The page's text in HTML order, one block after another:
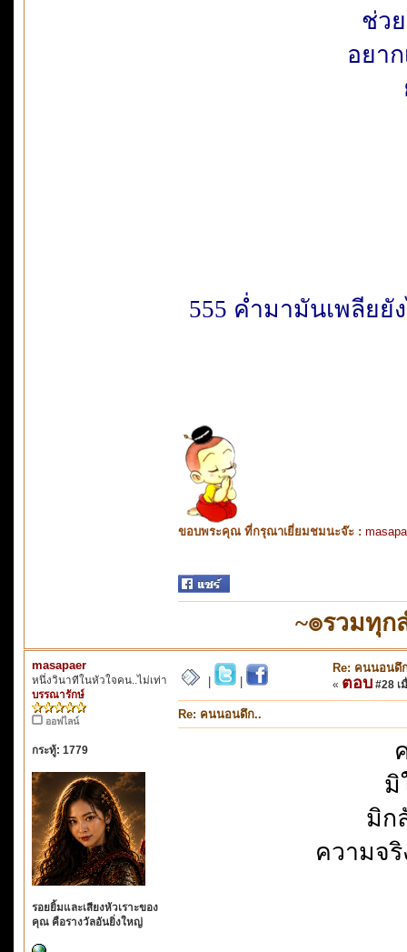
ช่ว
อยา
555 ค่ำมามันเพลีย
ขอบพระคุณ ที่กรุณาเยี่ยมชมนะจ๊ะ :
~๏รวมทุ
masapaer
หนึ่งวินาทีในหัวใจคน..ไม่เท่า
บรรณารักษ์
ออฟไลน์
กระทู้: 1779
รอยยิ้มและเสียงหัวเราะของ
คุณ คือรางวัลอันยิ่งใหญ่
Re: คนนอนดึ
« ตอบ #28 เ
Re: คนนอนดึก..
มิ
มิก
ความจ